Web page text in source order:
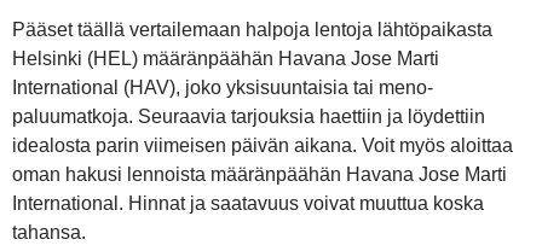
Pääset täällä vertailemaan halpoja lentoja lähtöpaikasta
Helsinki (HEL) määränpäähän Havana Jose Marti
International (HAV), joko yksisuuntaisia tai meno-
paluumatkoja. Seuraavia tarjouksia haettiin ja löydettiin
idealosta parin viimeisen päivän aikana. Voit myös aloittaa
oman hakusi lennoista määränpäähän Havana Jose Marti
International. Hinnat ja saatavuus voivat muuttua koska
tahansa.